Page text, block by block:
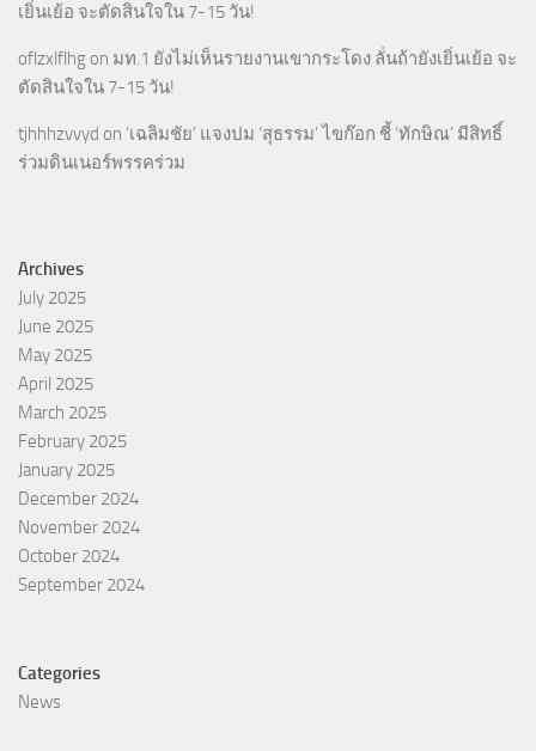
เยิ่นเย้อ จะตัดสินใจใน 7-15 วัน!
oflzxlflhg on มท.1 ยังไม่เห็นรายงานเขากระโดง ลั่นถ้ายังเยิ่นเย้อ จะ
ตัดสินใจใน 7-15 วัน!
tjhhhzvvyd on ‘เฉลิมชัย’ แจงปม ‘สุธรรม’ ไขก๊อก ชี้ ‘ทักษิณ’ มีสิทธิ์
ร่วมดินเนอร์พรรคร่วม
Archives
July 2025
June 2025
May 2025
April 2025
March 2025
February 2025
January 2025
December 2024
November 2024
October 2024
September 2024
Categories
News